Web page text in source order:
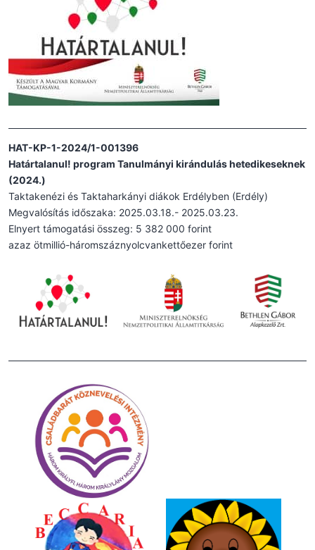
HAT-KP-1-2024/1-001396
Határtalanul! program Tanulmányi kirándulás hetedikeseknek
(2024.)
Taktakenézi és Taktaharkányi diákok Erdélyben (Erdély)
Megvalósítás időszaka: 2025.03.18.- 2025.03.23.
Elnyert támogatási összeg: 5 382 000 forint
azaz ötmillió-háromszáznyolcvankettőezer forint